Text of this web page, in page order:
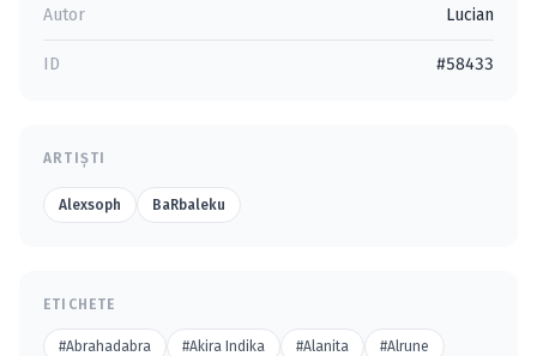
Autor Lucian
ID #58433
ARTIȘTI
Alexsoph BaRbaleku
ETICHETE
#Abrahadabra #Akira Indika #Alanita #Alrune